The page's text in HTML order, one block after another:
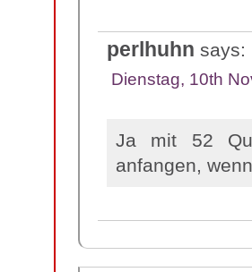
perlhuhn says:
Dienstag, 10th
Ja mit 52
anfangen,